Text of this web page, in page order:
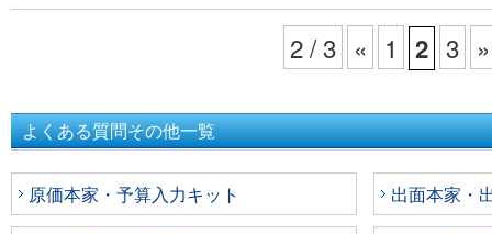
2 / 3 « 1 2 3 »
よくある質問その他一覧
原価本家・予算入力キット 出面本家・